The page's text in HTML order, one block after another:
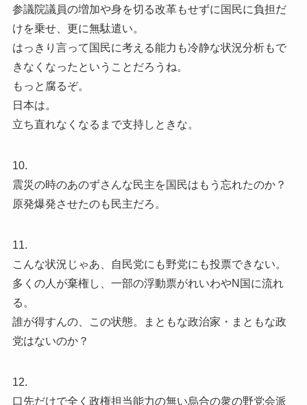
参議院議員の増加や身を切る改革もせずに国民に負担だ
けを乗せ、更に無駄遣い。
はっきり言って国民に考える能力も冷静な状況分析もで
きなくなったということだろうね。
もっと腐るぞ。
日本は。
立ち直れなくなるまで支持しときな。
10.
震災の時のあのずさんな民主を国民はもう忘れたのか？
原発爆発させたのも民主だろ。
11.
こんな状況じゃあ、自民党にも野党にも投票できない。
多くの人が棄権し、一部の浮動票がれいわやN国に流れ
る。
誰が得すんの、この状態。まともな政治家・まともな政
党はないのか？
12.
口先だけで全く政権担当能力の無い烏合の衆の野党会派